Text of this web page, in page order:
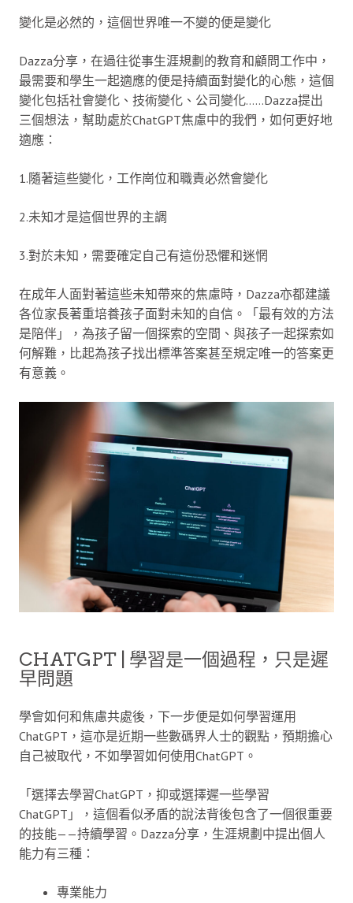
變化是必然的，這個世界唯一不變的便是變化
Dazza分享，在過往從事生涯規劃的教育和顧問工作中，
最需要和學生一起適應的便是持續面對變化的心態，這個
變化包括社會變化、技術變化、公司變化……Dazza提出
三個想法，幫助處於ChatGPT焦慮中的我們，如何更好地
適應：
1.隨著這些變化，工作崗位和職責必然會變化
2.未知才是這個世界的主調
3.對於未知，需要確定自己有這份恐懼和迷惘
在成年人面對著這些未知帶來的焦慮時，Dazza亦都建議
各位家長著重培養孩子面對未知的自信。「最有效的方法
是陪伴」，為孩子留一個探索的空間、與孩子一起探索如
何解難，比起為孩子找出標準答案甚至規定唯一的答案更
有意義。
CHATGPT | 學習是一個過程，只是遲
早問題
學會如何和焦慮共處後，下一步便是如何學習運用
ChatGPT，這亦是近期一些數碼界人士的觀點，預期擔心
自己被取代，不如學習如何使用ChatGPT。
「選擇去學習ChatGPT，抑或選擇遲一些學習
ChatGPT」，這個看似矛盾的說法背後包含了一個很重要
的技能——持續學習。Dazza分享，生涯規劃中提出個人
能力有三種：
專業能力